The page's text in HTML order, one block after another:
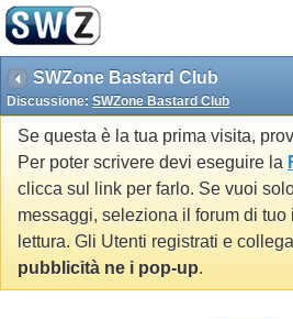
SWZone Bastard Club
Discussione: SWZone Bastard Club
Se questa è la tua prima visita,
Per poter scrivere devi eseguire la
clicca sul link per farlo. Se vuoi
messaggi, seleziona il forum di tuo
lettura. Gli Utenti registrati e
pubblicità ne i pop-up.